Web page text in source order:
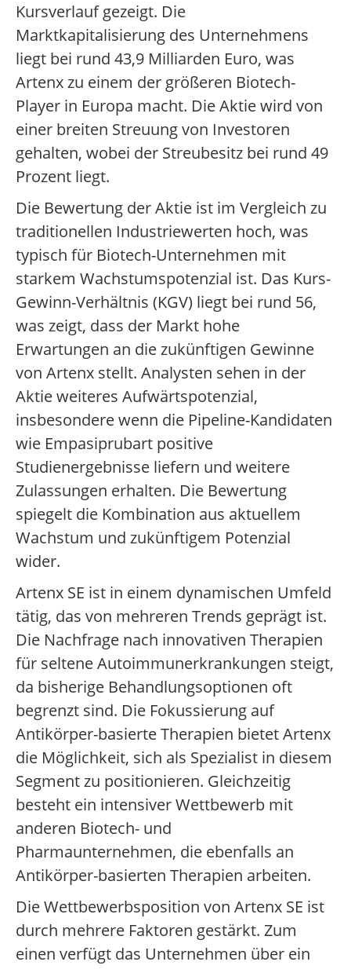
Kursverlauf gezeigt. Die
Marktkapitalisierung des Unternehmens
liegt bei rund 43,9 Milliarden Euro, was
Artenx zu einem der größeren Biotech-
Player in Europa macht. Die Aktie wird von
einer breiten Streuung von Investoren
gehalten, wobei der Streubesitz bei rund 49
Prozent liegt.
Die Bewertung der Aktie ist im Vergleich zu
traditionellen Industriewerten hoch, was
typisch für Biotech-Unternehmen mit
starkem Wachstumspotenzial ist. Das Kurs-
Gewinn-Verhältnis (KGV) liegt bei rund 56,
was zeigt, dass der Markt hohe
Erwartungen an die zukünftigen Gewinne
von Artenx stellt. Analysten sehen in der
Aktie weiteres Aufwärtspotenzial,
insbesondere wenn die Pipeline-Kandidaten
wie Empasiprubart positive
Studienergebnisse liefern und weitere
Zulassungen erhalten. Die Bewertung
spiegelt die Kombination aus aktuellem
Wachstum und zukünftigem Potenzial
wider.
Artenx SE ist in einem dynamischen Umfeld
tätig, das von mehreren Trends geprägt ist.
Die Nachfrage nach innovativen Therapien
für seltene Autoimmunerkrankungen steigt,
da bisherige Behandlungsoptionen oft
begrenzt sind. Die Fokussierung auf
Antikörper-basierte Therapien bietet Artenx
die Möglichkeit, sich als Spezialist in diesem
Segment zu positionieren. Gleichzeitig
besteht ein intensiver Wettbewerb mit
anderen Biotech- und
Pharmaunternehmen, die ebenfalls an
Antikörper-basierten Therapien arbeiten.
Die Wettbewerbsposition von Artenx SE ist
durch mehrere Faktoren gestärkt. Zum
einen verfügt das Unternehmen über ein